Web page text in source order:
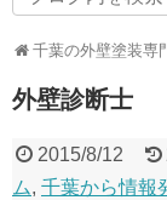
千葉の外壁塗装専
外壁診断士
2015/8/12
ム, 千葉から情報